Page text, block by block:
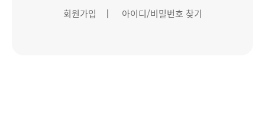
회원가입 아이디/비밀번호 찾기